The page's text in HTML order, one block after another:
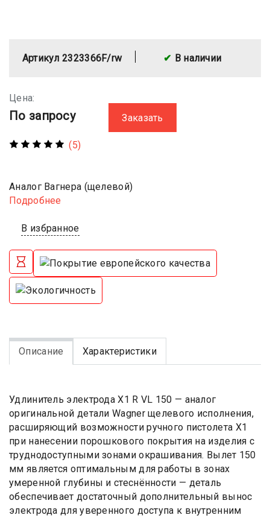
Артикул 2323366F/rw В наличии
Цена:
По запросу Заказать
(5)
Аналог Вагнера (щелевой)
Подробнее
В избранное
Описание Характеристики
Удлинитель электрода X1 R VL 150 — аналог
оригинальной детали Wagner щелевого исполнения,
расширяющий возможности ручного пистолета Х1
при нанесении порошкового покрытия на изделия с
труднодоступными зонами окрашивания. Вылет 150
мм является оптимальным для работы в зонах
умеренной глубины и стеснённости — деталь
обеспечивает достаточный дополнительный вынос
электрода для уверенного доступа к внутренним